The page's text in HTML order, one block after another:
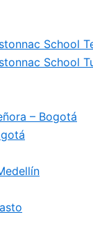
School
School
– Bogotá